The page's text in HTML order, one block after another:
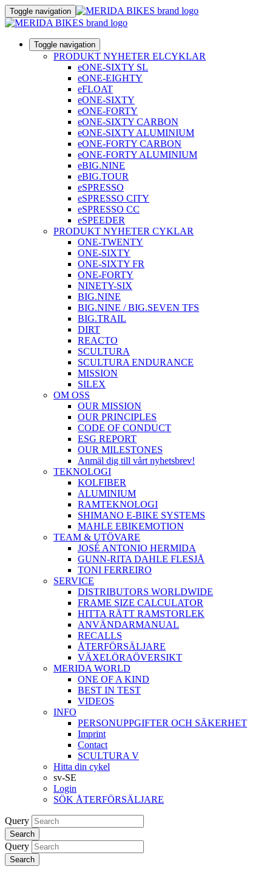
Toggle navigation
Toggle navigation
PRODUKT NYHETER ELCYKLAR
eONE-SIXTY SL
eONE-EIGHTY
eFLOAT
eONE-SIXTY
eONE-FORTY
eONE-SIXTY CARBON
eONE-SIXTY ALUMINIUM
eONE-FORTY CARBON
eONE-FORTY ALUMINIUM
eBIG.NINE
eBIG.TOUR
eSPRESSO
eSPRESSO CITY
eSPRESSO CC
eSPEEDER
PRODUKT NYHETER CYKLAR
ONE-TWENTY
ONE-SIXTY
ONE-SIXTY FR
ONE-FORTY
NINETY-SIX
BIG.NINE
BIG.NINE / BIG.SEVEN TFS
BIG.TRAIL
DIRT
REACTO
SCULTURA
SCULTURA ENDURANCE
MISSION
SILEX
OM OSS
OUR MISSION
OUR PRINCIPLES
CODE OF CONDUCT
ESG REPORT
OUR MILESTONES
Anmäl dig till vårt nyhetsbrev!
TEKNOLOGI
KOLFIBER
ALUMINIUM
RAMTEKNOLOGI
SHIMANO E-BIKE SYSTEMS
MAHLE EBIKEMOTION
TEAM & UTÖVARE
JOSÉ ANTONIO HERMIDA
GUNN-RITA DAHLE FLESJÅ
TONI FERREIRO
SERVICE
DISTRIBUTORS WORLDWIDE
FRAME SIZE CALCULATOR
HITTA RÄTT RAMSTORLEK
ANVÄNDARMANUAL
RECALLS
ÅTERFÖRSÄLJARE
VÄXELÖRAÖVERSIKT
MERIDA WORLD
ONE OF A KIND
BEST IN TEST
VIDEOS
INFO
PERSONUPPGIFTER OCH SÄKERHET
Imprint
Contact
SCULTURA V
Hitta din cykel
sv-SE
Login
SÖK ÅTERFÖRSÄLJARE
Query
Search
Query
Search